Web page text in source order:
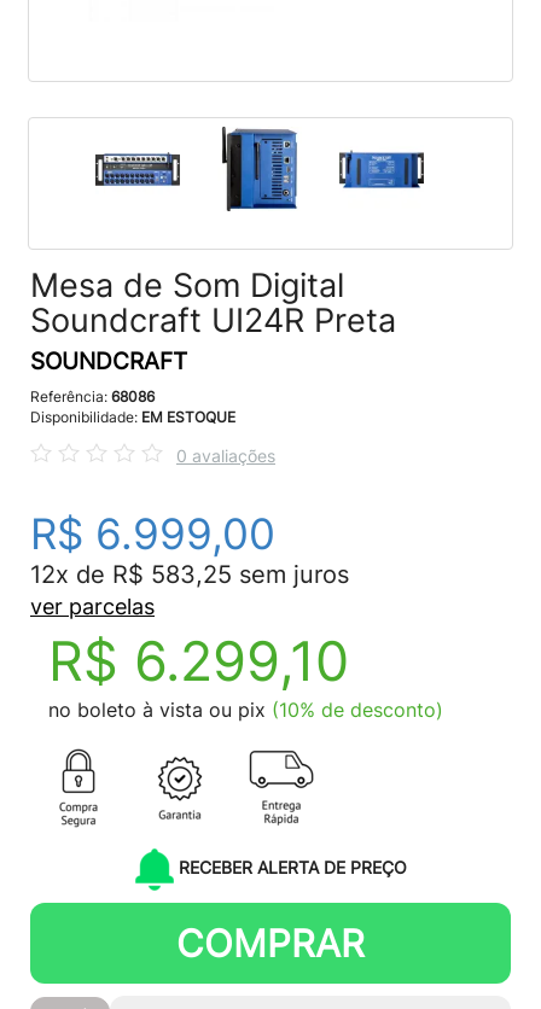
Mesa de Som Digital
Soundcraft UI24R Preta
SOUNDCRAFT
Referência: 68086
Disponibilidade: EM ESTOQUE
0 avaliações
R$ 6.999,00
12x de R$ 583,25 sem juros
ver parcelas
R$ 6.299,10
no boleto à vista ou pix (10% de desconto)
RECEBER ALERTA DE PREÇO
COMPRAR